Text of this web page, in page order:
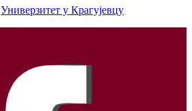
Универзитет у Крагујевцу